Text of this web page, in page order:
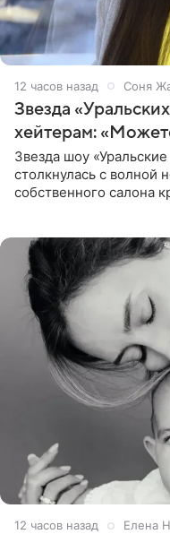
12 часов назад Соня
Звезда
хейтерам:
Звезда шоу
столкнулась с волной
собственного салона
12 часов назад Елена